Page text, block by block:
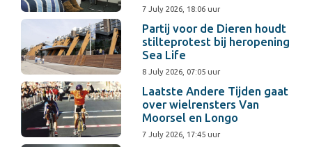
7 July 2026, 18:06 uur
Partij voor de Dieren houdt
stilteprotest bij heropening
Sea Life
8 July 2026, 07:05 uur
Laatste Andere Tijden gaat
over wielrensters Van
Moorsel en Longo
7 July 2026, 17:45 uur